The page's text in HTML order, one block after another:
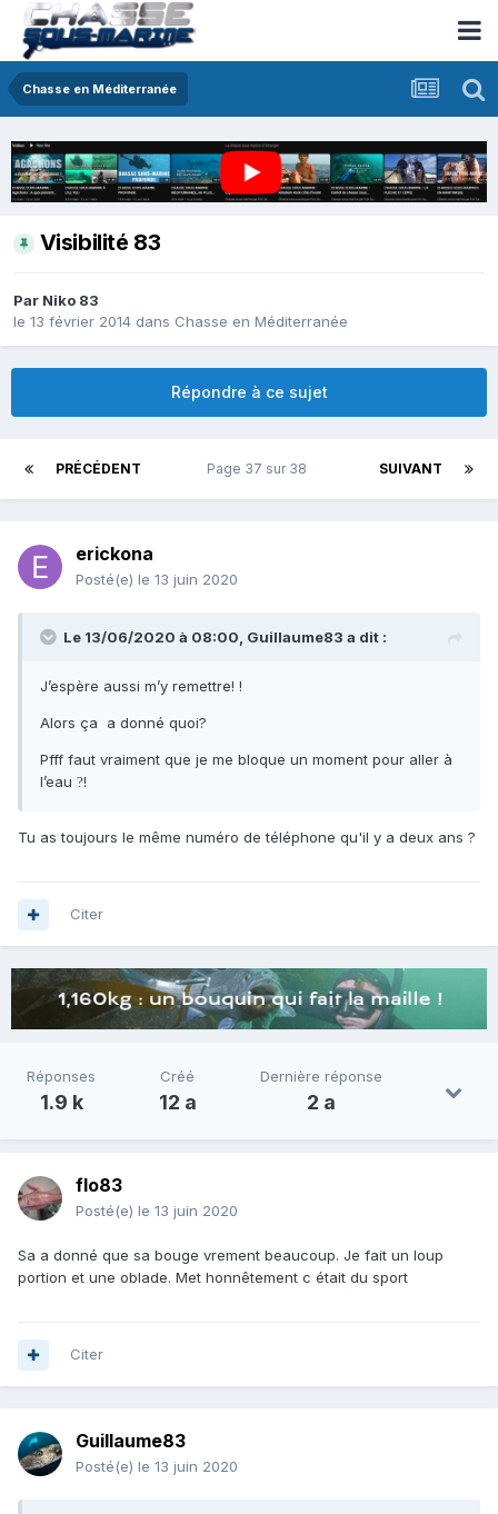
Chasse en Méditerranée
Visibilité 83
Par Niko 83
le 13 février 2014 dans Chasse en Méditerranée
Répondre à ce sujet
PRÉCÉDENT SUIVANT
Page 37 sur 38
erickona
Posté(e) le 13 juin 2020
Le 13/06/2020 à 08:00, Guillaume83 a dit :
J’espère aussi m’y remettre! !
Alors ça a donné quoi?
Pfff faut vraiment que je me bloque un moment pour aller à
l’eau ?!
Tu as toujours le même numéro de téléphone qu'il y a deux ans ?
Citer
Réponses
1.9 k
Créé
12 a
Dernière réponse
2 a
flo83
Posté(e) le 13 juin 2020
Sa a donné que sa bouge vrement beaucoup. Je fait un loup
portion et une oblade. Met honnêtement c était du sport
Citer
Guillaume83
Posté(e) le 13 juin 2020